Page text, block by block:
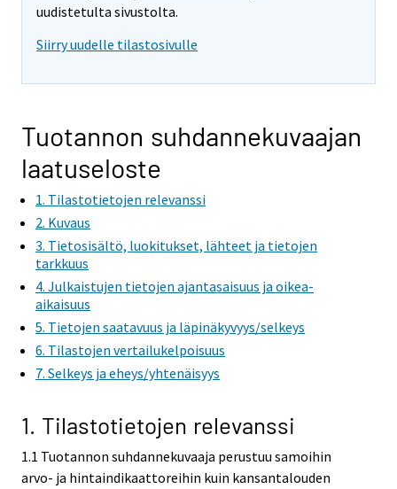
uudistetulta sivustolta.
Siirry uudelle tilastosivulle
Tuotannon suhdannekuvaajan
laatuseloste
1. Tilastotietojen relevanssi
2. Kuvaus
3. Tietosisältö, luokitukset, lähteet ja tietojen
tarkkuus
4. Julkaistujen tietojen ajantasaisuus ja oikea-
aikaisuus
5. Tietojen saatavuus ja läpinäkyvyys/selkeys
6. Tilastojen vertailukelpoisuus
7. Selkeys ja eheys/yhtenäisyys
1. Tilastotietojen relevanssi
1.1 Tuotannon suhdannekuvaaja perustuu samoihin
arvo- ja hintaindikaattoreihin kuin kansantalouden